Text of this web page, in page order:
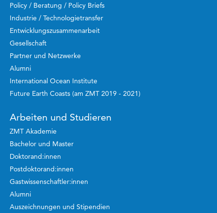
Policy / Beratung / Policy Briefs
Industrie / Technologietransfer
Entwicklungszusammenarbeit
Gesellschaft
Partner und Netzwerke
Alumni
International Ocean Institute
Future Earth Coasts (am ZMT 2019 - 2021)
Arbeiten und Studieren
ZMT Akademie
Bachelor und Master
Doktorand:innen
Postdoktorand:innen
Gastwissenschaftler:innen
Alumni
Auszeichnungen und Stipendien